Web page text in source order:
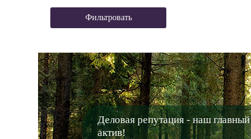
Фильтровать
Деловая репутация - наш главный
актив!